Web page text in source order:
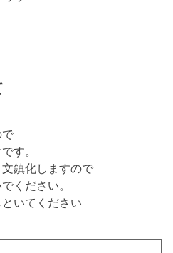
で
す。
鎮化しますので
ください。
いてください